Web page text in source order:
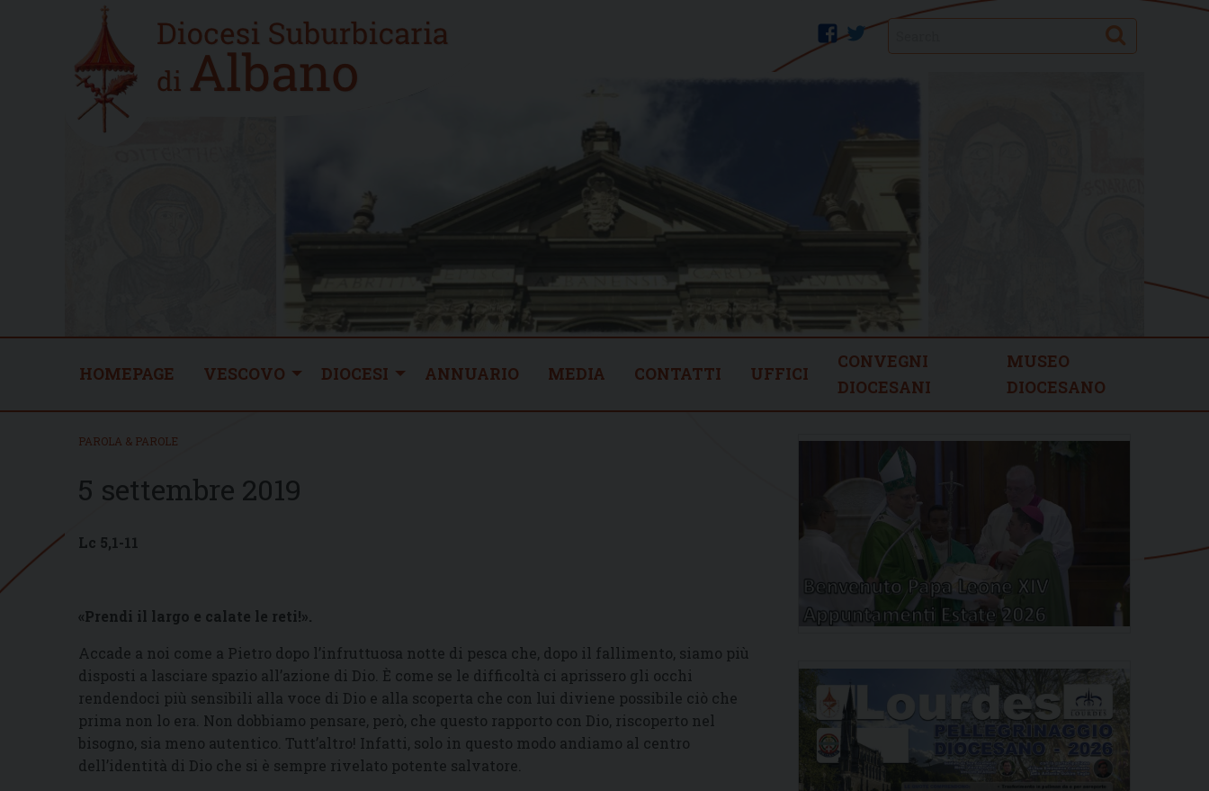
Home
new
twitter
facebook Search
HOMEPAGE VESCOVO DIOCESI ANNUARIO MEDIA CONTATTI UFFICI
CONVEGNI
DIOCESANI
MUSEO
DIOCESANO
PAROLA & PAROLE
5 settembre 2019
Lc 5,1-11
«Prendi il largo e calate le reti!».
Accade a noi come a Pietro dopo l’infruttuosa notte di pesca che, dopo il fallimento, siamo più
disposti a lasciare spazio all’azione di Dio. È come se le difficoltà ci aprissero gli occhi
rendendoci più sensibili alla voce di Dio e alla scoperta che con lui diviene possibile ciò che
prima non lo era. Non dobbiamo pensare, però, che questo rapporto con Dio, riscoperto nel
bisogno, sia meno autentico. Tutt’altro! Infatti, solo in questo modo andiamo al centro
dell’identità di Dio che si è sempre rivelato potente salvatore.